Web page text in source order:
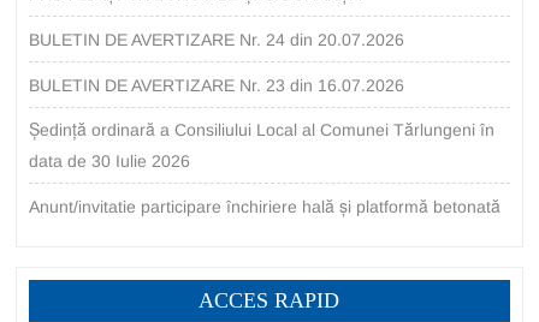
BULETIN DE AVERTIZARE Nr. 24 din 20.07.2026
BULETIN DE AVERTIZARE Nr. 23 din 16.07.2026
Ședință ordinară a Consiliului Local al Comunei Tărlungeni în
data de 30 Iulie 2026
Anunt/invitatie participare închiriere hală și platformă betonată
ACCES RAPID